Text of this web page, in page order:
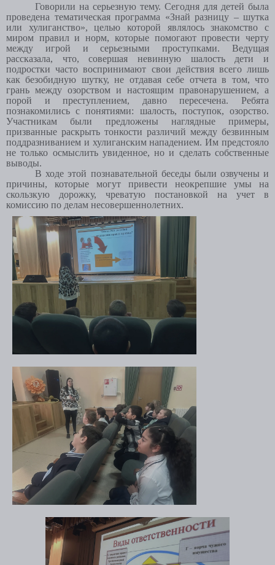
Говорили на серьезную тему. Сегодня для детей была
проведена тематическая программа «Знай разницу – шутка
или хулиганство», целью которой являлось знакомство с
миром правил и норм, которые помогают провести черту
между игрой и серьезными проступками. Ведущая
рассказала, что, совершая невинную шалость дети и
подростки часто воспринимают свои действия всего лишь
как безобидную шутку, не отдавая себе отчета в том, что
грань между озорством и настоящим правонарушением, а
порой и преступлением, давно пересечена. Ребята
познакомились с понятиями: шалость, поступок, озорство.
Участникам были предложены наглядные примеры,
призванные раскрыть тонкости различий между безвинным
поддразниванием и хулиганским нападением. Им предстояло
не только осмыслить увиденное, но и сделать собственные
выводы.
В ходе этой познавательной беседы были озвучены и
причины, которые могут привести неокрепшие умы на
скользкую дорожку, чреватую постановкой на учет в
комиссию по делам несовершеннолетних.